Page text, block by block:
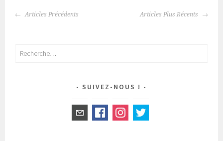
ARTICLES
Articles Précédents Articles Plus Récents
Rechercher :
SUIVEZ-NOUS !